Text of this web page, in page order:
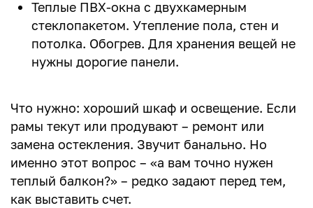
Теплые ПВХ-окна с двухкамерным
стеклопакетом. Утепление пола, стен и
потолка. Обогрев. Для хранения вещей не
нужны дорогие панели.
Что нужно: хороший шкаф и освещение. Если
рамы текут или продувают – ремонт или
замена остекления. Звучит банально. Но
именно этот вопрос – «а вам точно нужен
теплый балкон?» – редко задают перед тем,
как выставить счет.